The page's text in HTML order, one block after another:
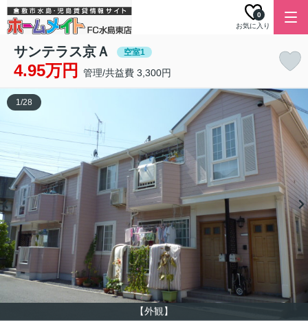
お気に入り
0
サンテラス京Ａ 空室1
4.95万円 管理/共益費 3,300円
【外観】
1/28